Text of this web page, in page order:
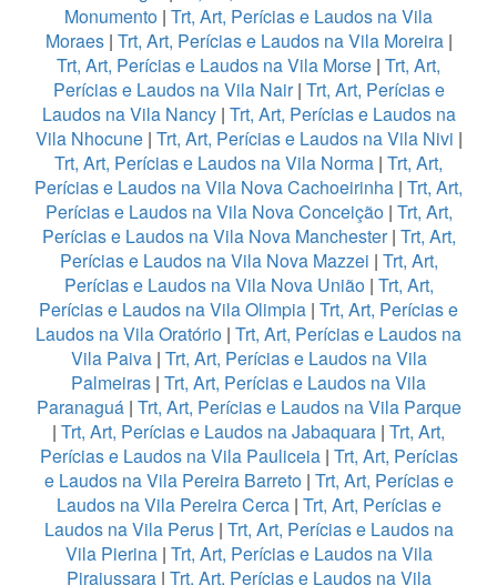
Monumento | Trt, Art, Perícias e Laudos na Vila
Moraes| Trt, Art, Perícias e Laudos na Vila Moreira|
Trt, Art, Perícias e Laudos na Vila Morse | Trt, Art,
Perícias e Laudos na Vila Nair| Trt, Art, Perícias e
Laudos na Vila Nancy| Trt, Art, Perícias e Laudos na
Vila Nhocune| Trt, Art, Perícias e Laudos na Vila Nivi |
Trt, Art, Perícias e Laudos na Vila Norma | Trt, Art,
Perícias e Laudos na Vila Nova Cachoeirinha | Trt, Art,
Perícias e Laudos na Vila Nova Conceição| Trt, Art,
Perícias e Laudos na Vila Nova Manchester| Trt, Art,
Perícias e Laudos na Vila Nova Mazzei | Trt, Art,
Perícias e Laudos na Vila Nova União| Trt, Art,
Perícias e Laudos na Vila Olimpia | Trt, Art, Perícias e
Laudos na Vila Oratório | Trt, Art, Perícias e Laudos na
Vila Paiva| Trt, Art, Perícias e Laudos na Vila
Palmeiras | Trt, Art, Perícias e Laudos na Vila
Paranaguá| Trt, Art, Perícias e Laudos na Vila Parque
| Trt, Art, Perícias e Laudos na Jabaquara | Trt, Art,
Perícias e Laudos na Vila Pauliceia| Trt, Art, Perícias
e Laudos na Vila Pereira Barreto| Trt, Art, Perícias e
Laudos na Vila Pereira Cerca| Trt, Art, Perícias e
Laudos na Vila Perus| Trt, Art, Perícias e Laudos na
Vila Pierina| Trt, Art, Perícias e Laudos na Vila
Pirajussara| Trt, Art, Perícias e Laudos na Vila